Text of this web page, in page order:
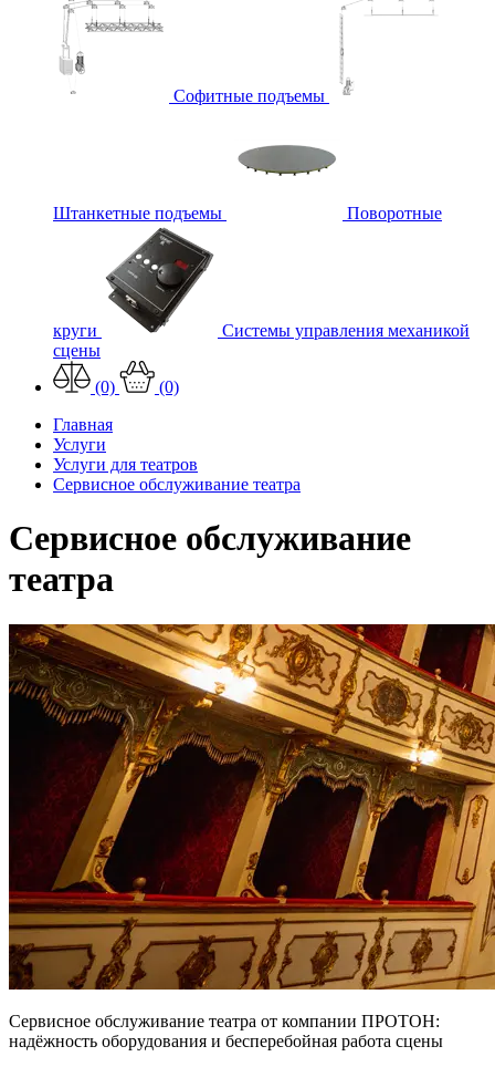
Софитные подъемы
Штанкетные подъемы Поворотные
круги
Системы управления механикой
сцены
(0)
(0)
Главная
Услуги
Услуги для театров
Сервисное обслуживание театра
Сервисное обслуживание
театра
Сервисное обслуживание театра от компании ПРОТОН:
надёжность оборудования и бесперебойная работа сцены